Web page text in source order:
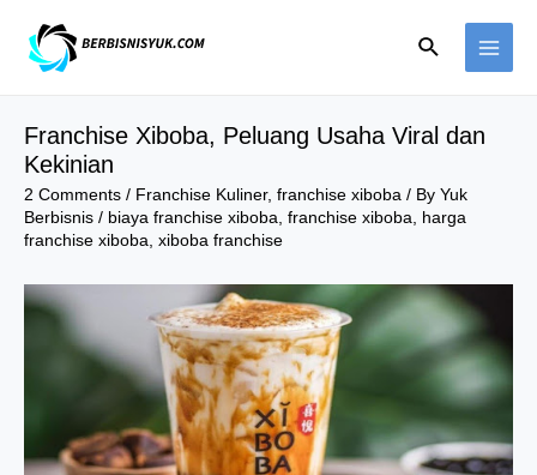
content
Search
Franchise Xiboba, Peluang Usaha Viral dan
Kekinian
2 Comments / Franchise Kuliner, franchise xiboba / By Yuk
Berbisnis / biaya franchise xiboba franchise xiboba
harga
franchise xiboba xiboba franchise